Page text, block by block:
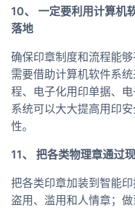
10、 一定要利用计算机
落地
确保印章制度和流程能
需要借助计算机软件系
程、电子化用印单据、
系统可以大大提高用印
性。
11、 把各类物理章通过
把各类印章加装到智能
盗用、滥用和人情章；